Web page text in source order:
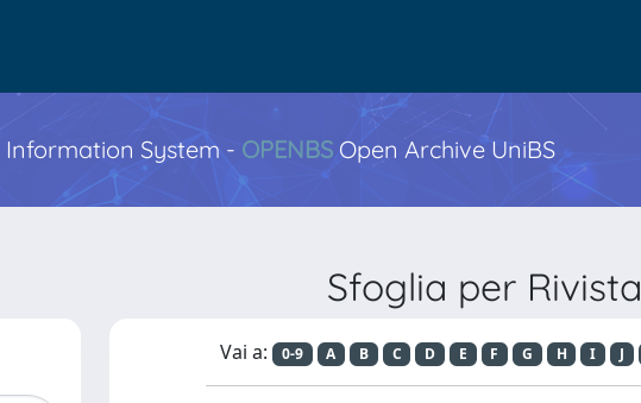
System - OPENBS Open Archive UniBS
Sfoglia per Rivista
Vai a: 0-9 A B C D E F G H I J